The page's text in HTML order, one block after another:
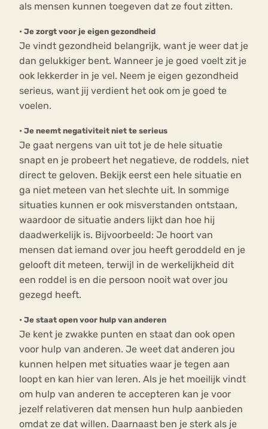
als mensen kunnen toegeven dat ze fout zitten.
• Je zorgt voor je eigen gezondheid
Je vindt gezondheid belangrijk, want je weer dat je
dan gelukkiger bent. Wanneer je je goed voelt zit je
ook lekkerder in je vel. Neem je eigen gezondheid
serieus, want jij verdient het ook om je goed te
voelen.
• Je neemt negativiteit niet te serieus
Je gaat nergens van uit tot je de hele situatie
snapt en je probeert het negatieve, de roddels, niet
direct te geloven. Bekijk eerst een hele situatie en
ga niet meteen van het slechte uit. In sommige
situaties kunnen er ook misverstanden ontstaan,
waardoor de situatie anders lijkt dan hoe hij
daadwerkelijk is. Bijvoorbeeld: Je hoort van
mensen dat iemand over jou heeft geroddeld en je
gelooft dit meteen, terwijl in de werkelijkheid dit
een roddel is en die persoon nooit wat over jou
gezegd heeft.
• Je staat open voor hulp van anderen
Je kent je zwakke punten en staat dan ook open
voor hulp van anderen. Je weet dat anderen jou
kunnen helpen met situaties waar je tegen aan
loopt en kan hier van leren. Als je het moeilijk vindt
om hulp van anderen te accepteren kan je voor
jezelf relativeren dat mensen hun hulp aanbieden
omdat ze dat willen. Daarnaast ben je sterk als je